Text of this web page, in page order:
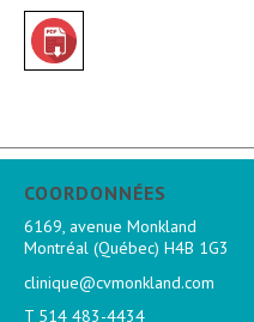
COORDONNÉES
6169, avenue Monkland
Montréal (Québec) H4B 1G3
clinique@cvmonkland.com
T 514 483-4434